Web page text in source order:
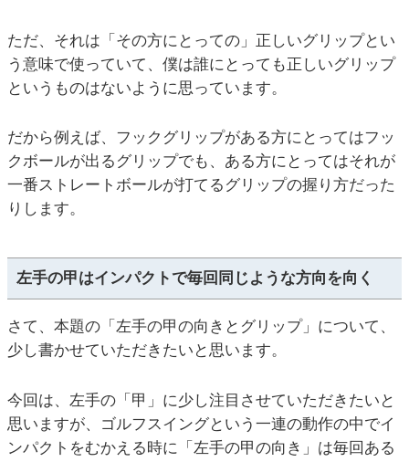
ただ、それは「その方にとっての」正しいグリップとい
う意味で使っていて、僕は誰にとっても正しいグリップ
というものはないように思っています。
だから例えば、フックグリップがある方にとってはフッ
クボールが出るグリップでも、ある方にとってはそれが
一番ストレートボールが打てるグリップの握り方だった
りします。
左手の甲はインパクトで毎回同じような方向を向く
さて、本題の「左手の甲の向きとグリップ」について、
少し書かせていただきたいと思います。
今回は、左手の「甲」に少し注目させていただきたいと
思いますが、ゴルフスイングという一連の動作の中でイ
ンパクトをむかえる時に「左手の甲の向き」は毎回ある